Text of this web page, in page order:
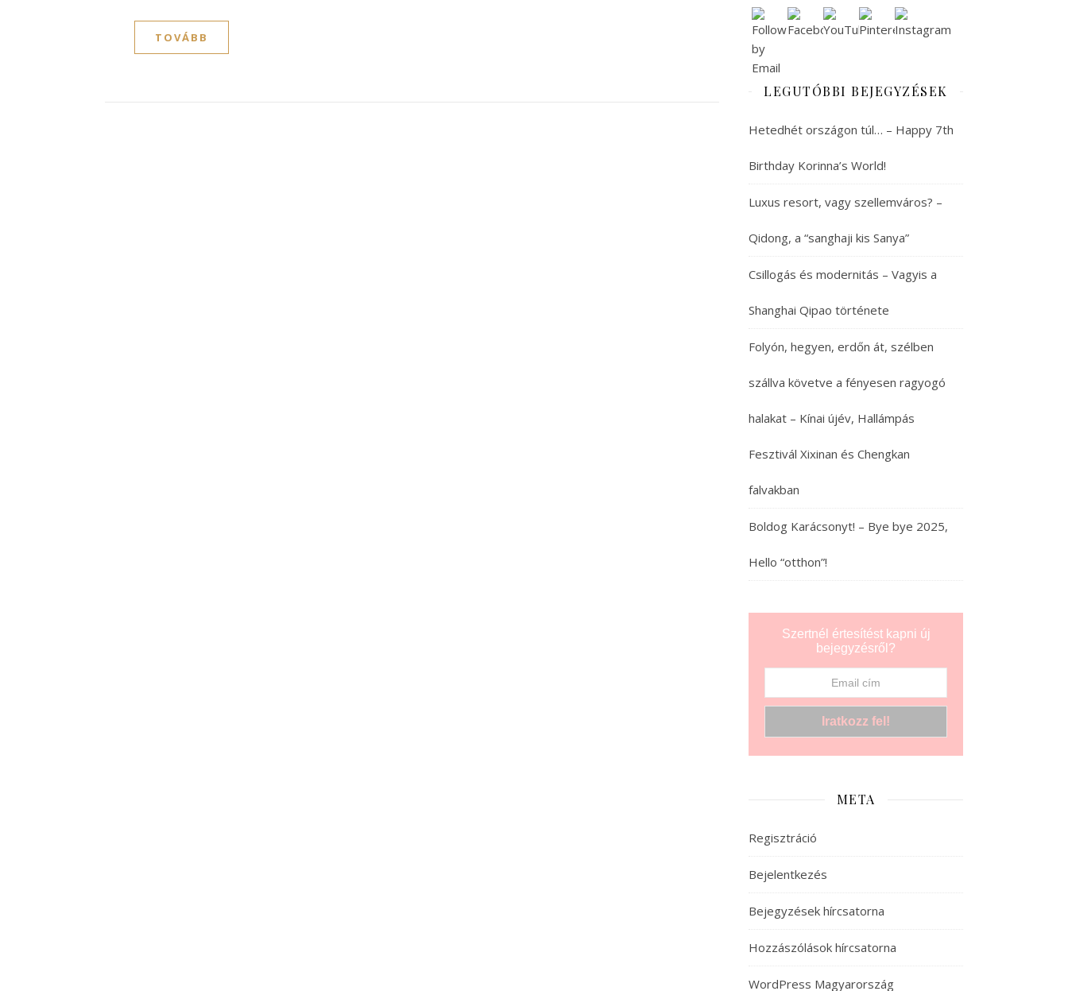
TOVÁBB
LEGUTÓBBI BEJEGYZÉSEK
Hetedhét országon túl… – Happy 7th
Birthday Korinna’s World!
Luxus resort, vagy szellemváros? –
Qidong, a “sanghaji kis Sanya”
Csillogás és modernitás – Vagyis a
Shanghai Qipao története
Folyón, hegyen, erdőn át, szélben
szállva követve a fényesen ragyogó
halakat – Kínai újév, Hallámpás
Fesztivál Xixinan és Chengkan
falvakban
Boldog Karácsonyt! – Bye bye 2025,
Hello “otthon”!
Szertnél értesítést kapni új
bejegyzésről?
META
Regisztráció
Bejelentkezés
Bejegyzések hírcsatorna
Hozzászólások hírcsatorna
WordPress Magyarország